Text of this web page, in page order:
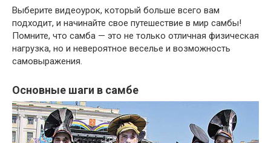
Выберите видеоурок, который больше всего вам
подходит, и начинайте свое путешествие в мир самбы!
Помните, что самба — это не только отличная физическая
нагрузка, но и невероятное веселье и возможность
самовыражения.
Основные шаги в самбе